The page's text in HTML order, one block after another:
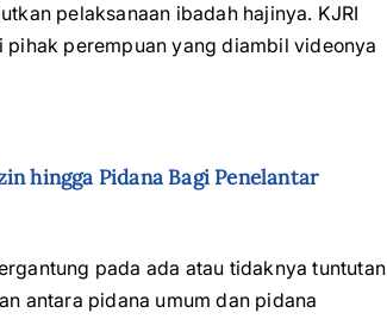
pelaksanaan ibadah hajinya. KJRI
pihak perempuan yang diambil videonya
hingga Pidana Bagi Penelantar
pada ada atau tidaknya tuntutan
antara pidana umum dan pidana